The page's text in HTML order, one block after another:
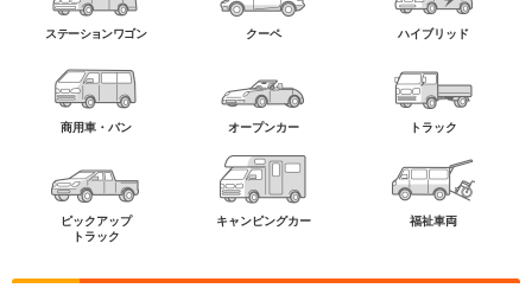
ステーションワゴン クーペ ハイブリッド
商用車・バン オープンカー トラック
ピックアップ
トラック
キャンピングカー 福祉車両